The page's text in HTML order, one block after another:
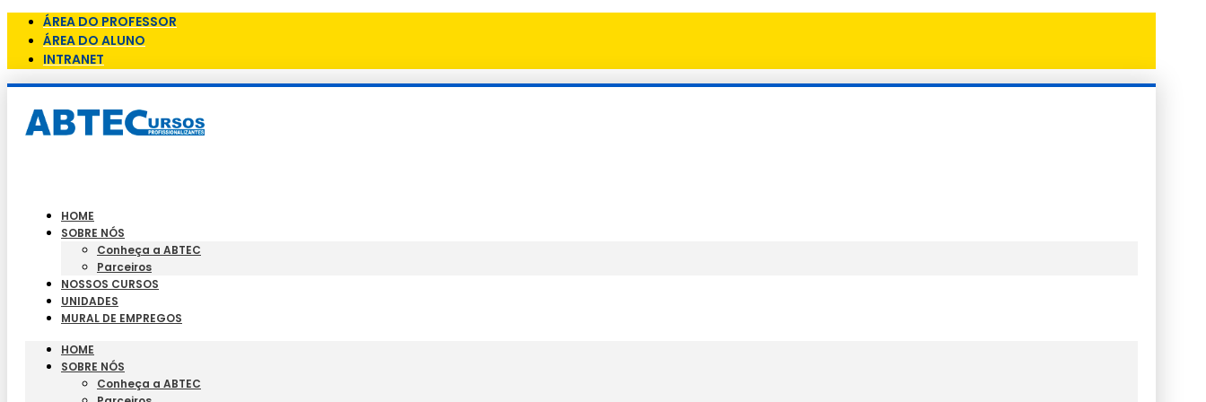
ÁREA DO PROFESSOR
ÁREA DO ALUNO
INTRANET
HOME
SOBRE NÓS
Conheça a ABTEC
Parceiros
NOSSOS CURSOS
UNIDADES
MURAL DE EMPREGOS
HOME
SOBRE NÓS
Conheça a ABTEC